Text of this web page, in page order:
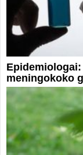
meningokoko